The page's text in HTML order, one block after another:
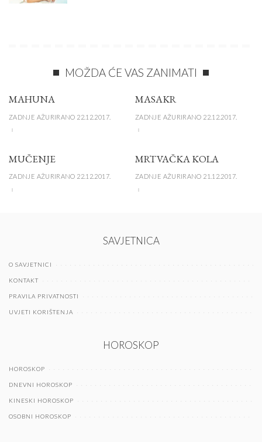
MOŽDA ĆE VAS ZANIMATI
MAHUNA
ZADNJE AŽURIRANO 22.12.2017.
MASAKR
ZADNJE AŽURIRANO 22.12.2017.
MUČENJE
ZADNJE AŽURIRANO 22.12.2017.
MRTVAČKA KOLA
ZADNJE AŽURIRANO 21.12.2017.
SAVJETNICA
O SAVJETNICI
KONTAKT
PRAVILA PRIVATNOSTI
UVJETI KORIŠTENJA
HOROSKOP
HOROSKOP
DNEVNI HOROSKOP
KINESKI HOROSKOP
OSOBNI HOROSKOP